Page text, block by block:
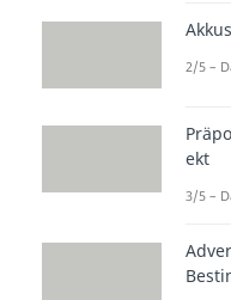
2/5 –
ekt
3/5 –